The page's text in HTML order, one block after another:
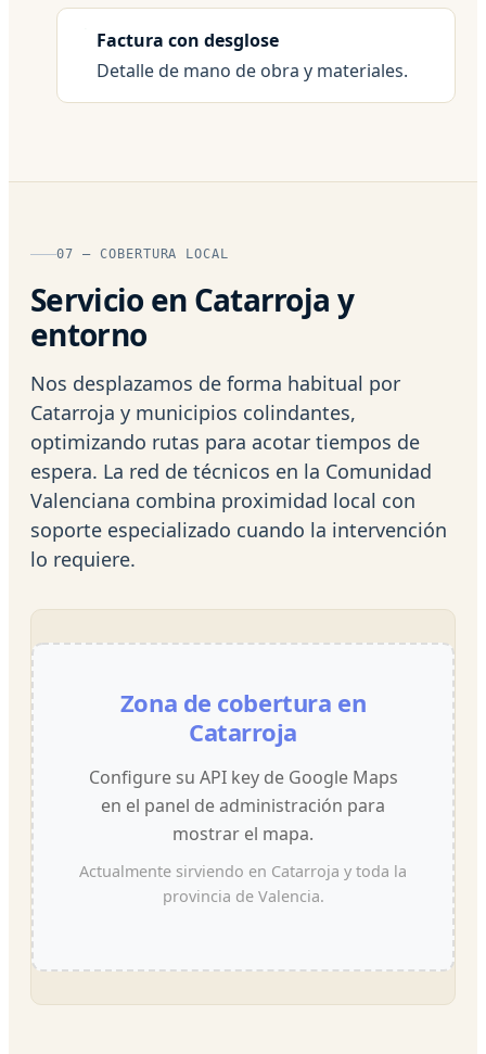
Factura con desglose
Detalle de mano de obra y materiales.
07 — COBERTURA LOCAL
Servicio en Catarroja y
entorno
Nos desplazamos de forma habitual por
Catarroja y municipios colindantes,
optimizando rutas para acotar tiempos de
espera. La red de técnicos en la Comunidad
Valenciana combina proximidad local con
soporte especializado cuando la intervención
lo requiere.
Zona de cobertura en
Catarroja
Configure su API key de Google Maps
en el panel de administración para
mostrar el mapa.
Actualmente sirviendo en Catarroja y toda la
provincia de Valencia.